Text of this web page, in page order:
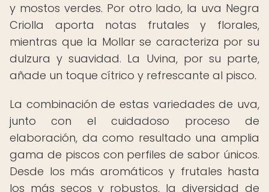
y mostos verdes. Por otro lado, la uva Negra
Criolla aporta notas frutales y florales,
mientras que la Mollar se caracteriza por su
dulzura y suavidad. La Uvina, por su parte,
añade un toque cítrico y refrescante al pisco.
La combinación de estas variedades de uva,
junto con el cuidadoso proceso de
elaboración, da como resultado una amplia
gama de piscos con perfiles de sabor únicos.
Desde los más aromáticos y frutales hasta
los más secos y robustos, la diversidad de